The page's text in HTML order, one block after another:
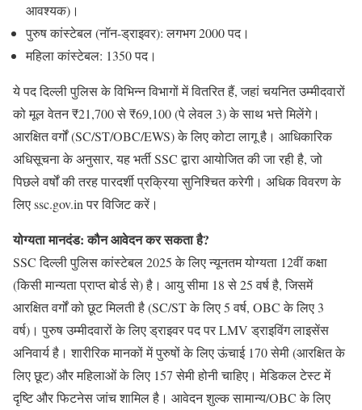
आवश्यक)।
पुरुष कांस्टेबल (नॉन-ड्राइवर): लगभग 2000 पद।
महिला कांस्टेबल: 1350 पद।
ये पद दिल्ली पुलिस के विभिन्न विभागों में वितरित हैं, जहां चयनित उम्मीदवारों
को मूल वेतन ₹21,700 से ₹69,100 (पे लेवल 3) के साथ भत्ते मिलेंगे।
आरक्षित वर्गों (SC/ST/OBC/EWS) के लिए कोटा लागू है। आधिकारिक
अधिसूचना के अनुसार, यह भर्ती SSC द्वारा आयोजित की जा रही है, जो
पिछले वर्षों की तरह पारदर्शी प्रक्रिया सुनिश्चित करेगी। अधिक विवरण के
लिए ssc.gov.in पर विजिट करें।
योग्यता मानदंड: कौन आवेदन कर सकता है?
SSC दिल्ली पुलिस कांस्टेबल 2025 के लिए न्यूनतम योग्यता 12वीं कक्षा
(किसी मान्यता प्राप्त बोर्ड से) है। आयु सीमा 18 से 25 वर्ष है, जिसमें
आरक्षित वर्गों को छूट मिलती है (SC/ST के लिए 5 वर्ष, OBC के लिए 3
वर्ष)। पुरुष उम्मीदवारों के लिए ड्राइवर पद पर LMV ड्राइविंग लाइसेंस
अनिवार्य है। शारीरिक मानकों में पुरुषों के लिए ऊंचाई 170 सेमी (आरक्षित के
लिए छूट) और महिलाओं के लिए 157 सेमी होनी चाहिए। मेडिकल टेस्ट में
दृष्टि और फिटनेस जांच शामिल है। आवेदन शुल्क सामान्य/OBC के लिए